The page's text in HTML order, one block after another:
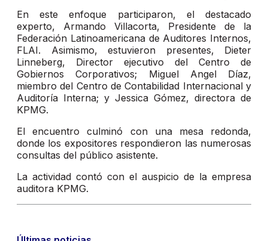
En este enfoque participaron, el destacado
experto, Armando Villacorta, Presidente de la
Federación Latinoamericana de Auditores Internos,
FLAI. Asimismo, estuvieron presentes, Dieter
Linneberg, Director ejecutivo del Centro de
Gobiernos Corporativos; Miguel Angel Díaz,
miembro del Centro de Contabilidad Internacional y
Auditoría Interna; y Jessica Gómez, directora de
KPMG.
El encuentro culminó con una mesa redonda,
donde los expositores respondieron las numerosas
consultas del público asistente.
La actividad contó con el auspicio de la empresa
auditora KPMG.